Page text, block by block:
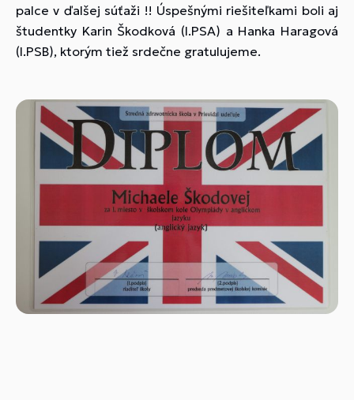
palce v ďalšej súťaži !! Úspešnými riešiteľkami boli aj
študentky Karin Škodková (I.PSA) a Hanka Haragová
(I.PSB), ktorým tiež srdečne gratulujeme.